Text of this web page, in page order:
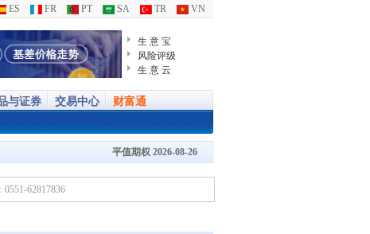
ES FR PT SA TR VN
生 意 宝
风险评级
生 意 云
与证券 交易中心 财富通
平值期权 2026-08-26
0551-62817836